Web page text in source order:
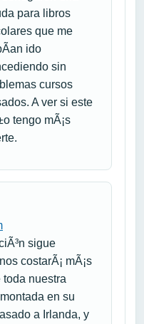
para libros
que me
ido
sin
cursos
A ver si este
tengo mÃ¡s
sigue
costarÃ¡ mÃ¡s
nuestra
en su
a Irlanda, y